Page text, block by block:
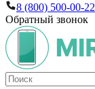
8 (800) 500-00-22
Обратный звонок